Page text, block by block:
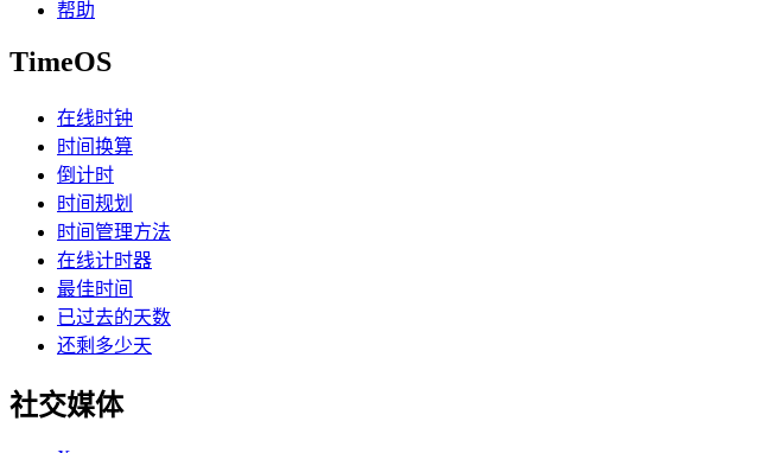
帮助
TimeOS
在线时钟
时间换算
倒计时
时间规划
时间管理方法
在线计时器
最佳时间
已过去的天数
还剩多少天
社交媒体